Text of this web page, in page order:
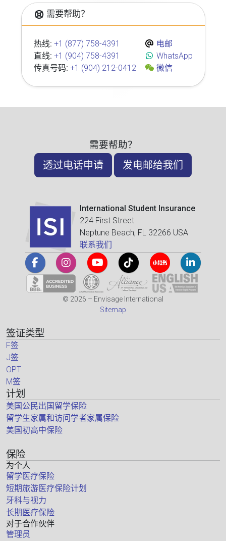
需要帮助？
热线: +1 (877) 758-4391
直线: +1 (904) 758-4391
传真号码: +1 (904) 212-0412
电邮
WhatsApp
微信
需要帮助？
透过电话申请 发电邮给我们
International Student Insurance
224 First Street
Neptune Beach, FL 32266 USA
联系我们
© 2026 – Envisage International
Sitemap
签证类型
F签
J签
OPT
M签
计划
美国公民出国留学保险
留学生家属和访问学者家属保险
美国初高中保险
保险
为个人
留学医疗保险
短期旅游医疗保险计划
牙科与视力
长期医疗保险
对于合作伙伴
管理员